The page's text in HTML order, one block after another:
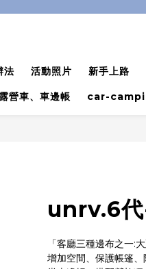
法 活動照片 新手上路
營車、車邊帳 car-
unrv.6
「客廳三種邊布之一:
增加空間、保護帳篷